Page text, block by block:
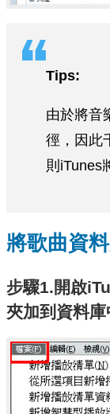
Tips:
由於將音
徑，因此
則iTunes
將歌曲資
步驟1.開啟
夾加到資料庫